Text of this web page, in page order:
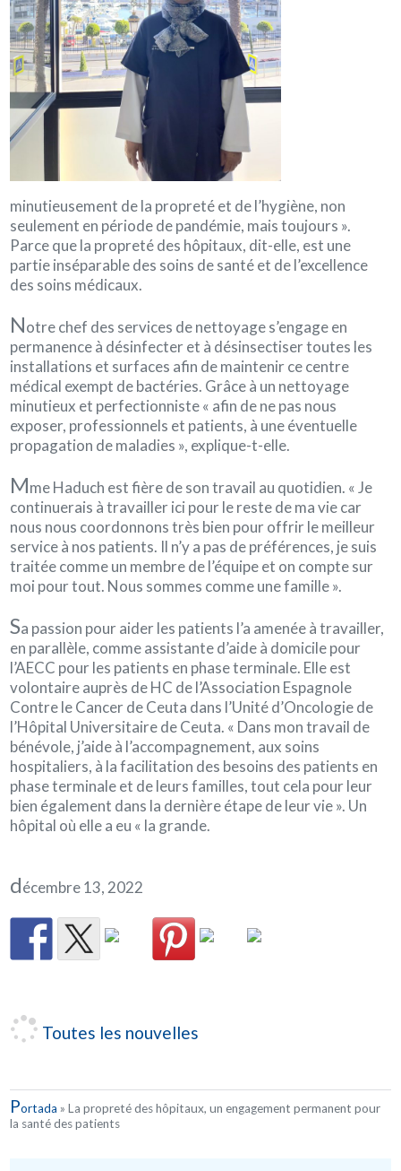
minutieusement de la propreté et de l’hygiène, non
seulement en période de pandémie, mais toujours ».
Parce que la propreté des hôpitaux, dit-elle, est une
partie inséparable des soins de santé et de l’excellence
des soins médicaux.
Notre chef des services de nettoyage s’engage en
permanence à désinfecter et à désinsectiser toutes les
installations et surfaces afin de maintenir ce centre
médical exempt de bactéries. Grâce à un nettoyage
minutieux et perfectionniste « afin de ne pas nous
exposer, professionnels et patients, à une éventuelle
propagation de maladies », explique-t-elle.
Mme Haduch est fière de son travail au quotidien. « Je
continuerais à travailler ici pour le reste de ma vie car
nous nous coordonnons très bien pour offrir le meilleur
service à nos patients. Il n’y a pas de préférences, je suis
traitée comme un membre de l’équipe et on compte sur
moi pour tout. Nous sommes comme une famille ».
Sa passion pour aider les patients l’a amenée à travailler,
en parallèle, comme assistante d’aide à domicile pour
l’AECC pour les patients en phase terminale. Elle est
volontaire auprès de HC de l’Association Espagnole
Contre le Cancer de Ceuta dans l’Unité d’Oncologie de
l’Hôpital Universitaire de Ceuta. « Dans mon travail de
bénévole, j’aide à l’accompagnement, aux soins
hospitaliers, à la facilitation des besoins des patients en
phase terminale et de leurs familles, tout cela pour leur
bien également dans la dernière étape de leur vie ». Un
hôpital où elle a eu « la grande.
décembre 13, 2022
Toutes les nouvelles
Portada »La propreté des hôpitaux, un engagement permanent pour
la santé des patients